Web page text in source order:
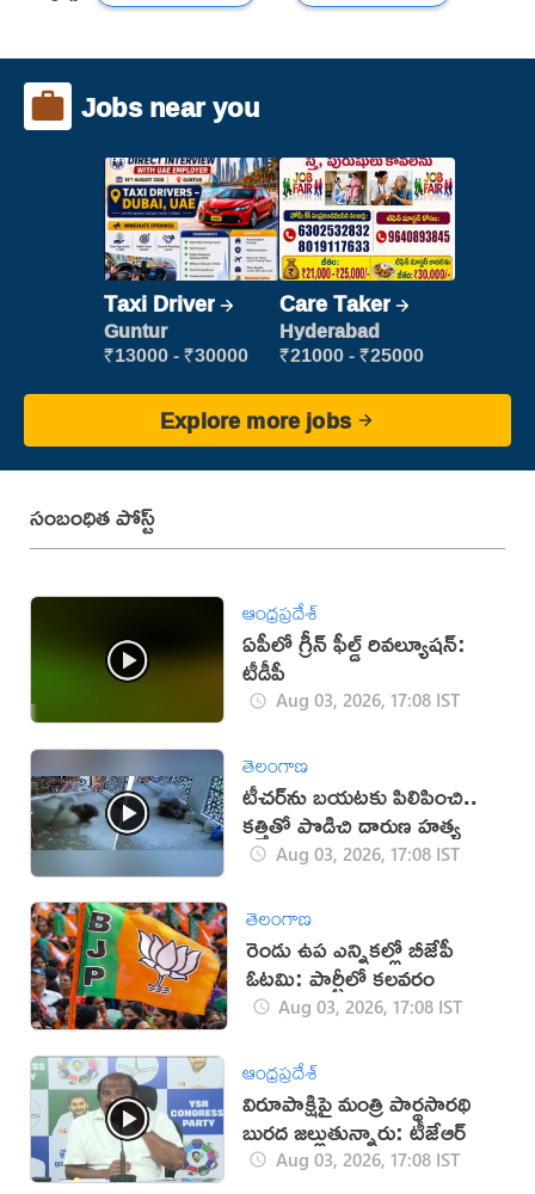
Jobs near you
Taxi Driver
Guntur
₹13000 - ₹30000
Care Taker
Hyderabad
₹21000 - ₹25000
Explore more jobs
సంబంధిత పోస్ట్
ఆంధ్రప్రదేశ్
ఏపీలో గ్రీన్ ఫీల్డ్ రివల్యూషన్:
టీడీపీ
Aug 03, 2026, 17:08 IST
తెలంగాణ
టీచర్‌ను బయటకు పిలిపించి..
కత్తితో పొడిచి దారుణ హత్య
Aug 03, 2026, 17:08 IST
తెలంగాణ
రెండు ఉప ఎన్నికల్లో బీజేపీ
ఓటమి: పార్టీలో కలవరం
Aug 03, 2026, 17:08 IST
ఆంధ్రప్రదేశ్
విరూపాక్షిపై మంత్రి పార్థసారథి
బురద జల్లుతున్నారు: టీజేఆర్
Aug 03, 2026, 17:08 IST